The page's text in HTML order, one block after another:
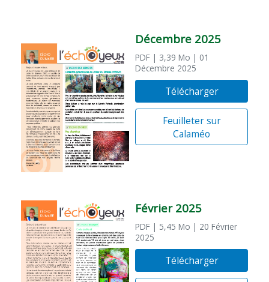
Décembre 2025
PDF | 3,39 Mo | 01
Décembre 2025
Télécharger
Feuilleter sur
Calaméo
Février 2025
PDF | 5,45 Mo | 20 Février
2025
Télécharger